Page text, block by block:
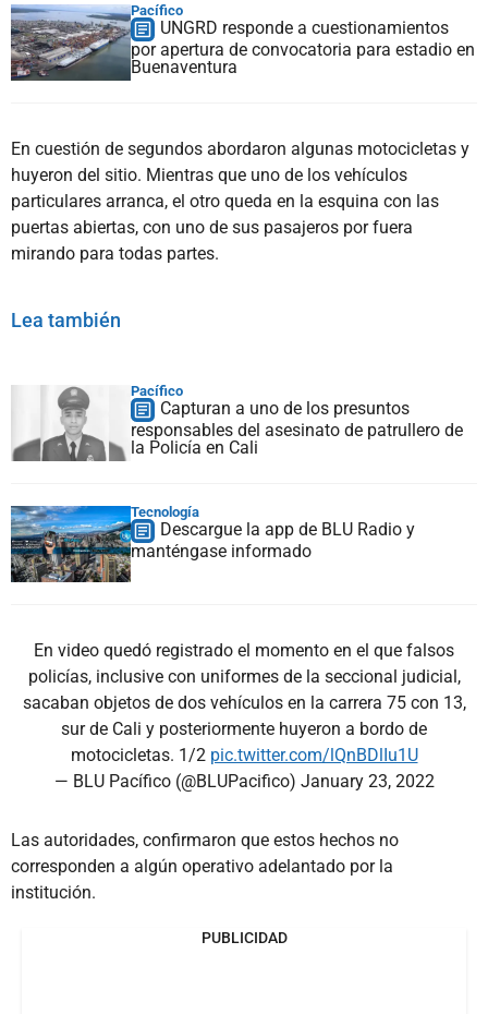
Pacífico
UNGRD responde a cuestionamientos
por apertura de convocatoria para estadio en
Buenaventura
En cuestión de segundos abordaron algunas motocicletas y
huyeron del sitio. Mientras que uno de los vehículos
particulares arranca, el otro queda en la esquina con las
puertas abiertas, con uno de sus pasajeros por fuera
mirando para todas partes.
Lea también
Pacífico
Capturan a uno de los presuntos
responsables del asesinato de patrullero de
la Policía en Cali
Tecnología
Descargue la app de BLU Radio y
manténgase informado
En video quedó registrado el momento en el que falsos
policías, inclusive con uniformes de la seccional judicial,
sacaban objetos de dos vehículos en la carrera 75 con 13,
sur de Cali y posteriormente huyeron a bordo de
motocicletas. 1/2 pic.twitter.com/lQnBDlIu1U
— BLU Pacífico (@BLUPacifico) January 23, 2022
Las autoridades, confirmaron que estos hechos no
corresponden a algún operativo adelantado por la
institución.
PUBLICIDAD